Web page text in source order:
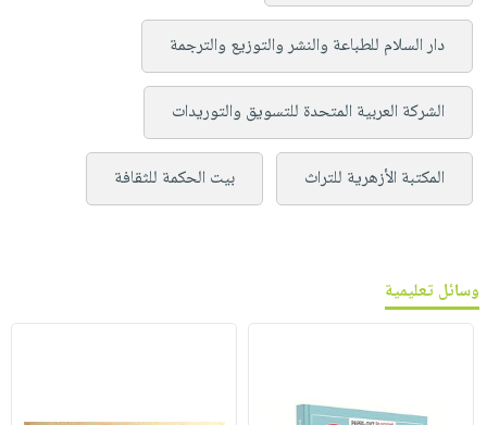
دار السلام للطباعة والنشر والتوزيع والترجمة
الشركة العربية المتحدة للتسويق والتوريدات
المكتبة الأزهرية للتراث بيت الحكمة للثقافة
وسائل تعليمية